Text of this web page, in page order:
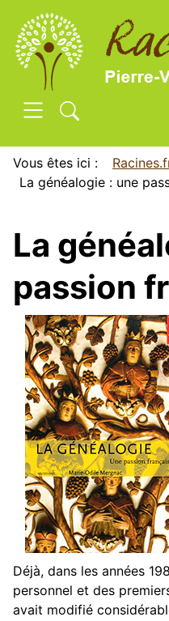
SKIP TO MAIN
Vous êtes ici :
La généalogie : une
La
passion
Déjà, dans les années
personnel et des
avait modifié